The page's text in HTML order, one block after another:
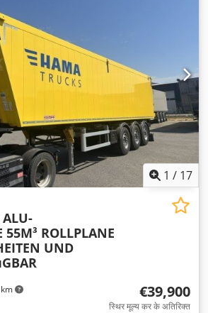
1 / 17
55M³ ROLLPLANE
UND
€39,900
स्थिर मूल्य कर के अतिरिक्त